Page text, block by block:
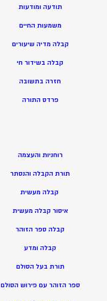
תודעה ומודעות
משמעות החיים
קבלה מדיה שיעורים
קבלה בשידור חי
חזרה בתשובה
פרדס התורה
רוחניות והעצמה
תורת הקבלה והנסתר
קבלה מעשית
איסור קבלה מעשית
קבלה ספר הזוהר
קבלה ומדע
תורת בעל הסולם
ספר הזוהר עם פירוש הסולם